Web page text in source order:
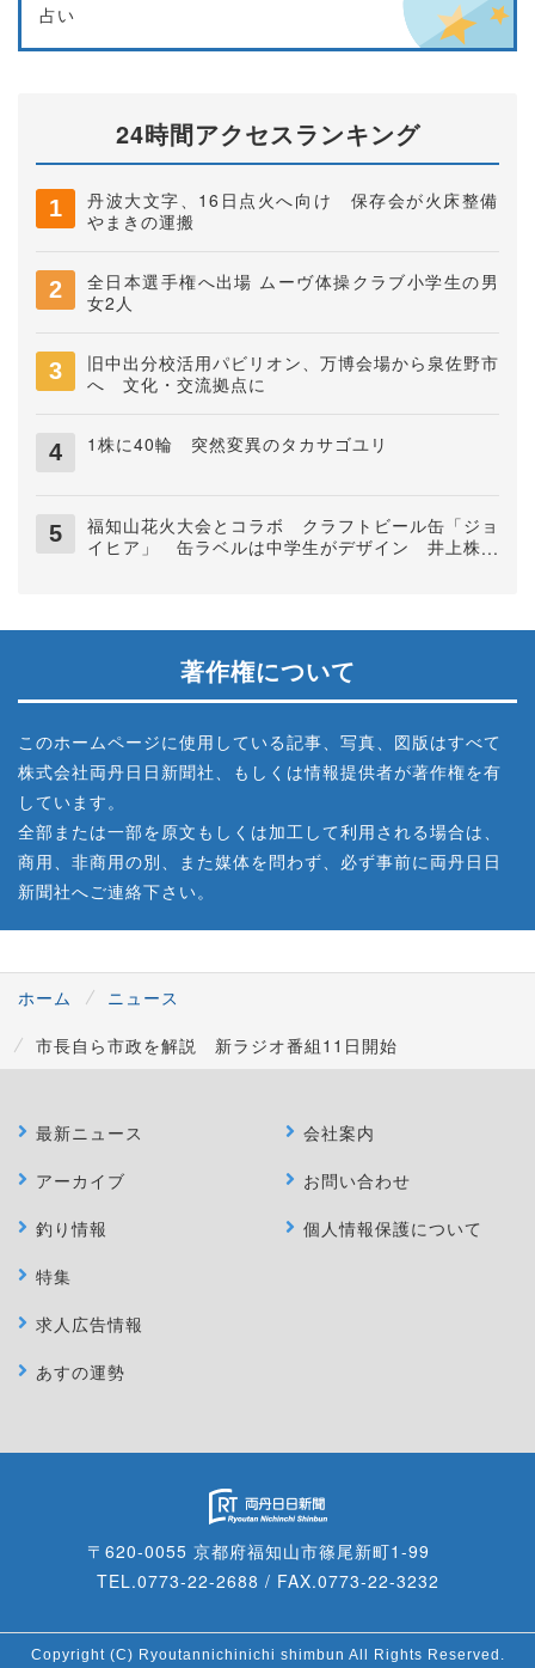
占い
24時間アクセスランキング
丹波大文字、16日点火へ向け 保存会が火床整備
やまきの運搬
全日本選手権へ出場 ムーヴ体操クラブ小学生の男
女2人
旧中出分校活用パビリオン、万博会場から泉佐野市
へ 文化・交流拠点に
1株に40輪 突然変異のタカサゴユリ
福知山花火大会とコラボ クラフトビール缶「ジョ
イヒア」 缶ラベルは中学生がデザイン 井上株式
著作権について
このホームページに使用している記事、写真、図版はすべて
株式会社両丹日日新聞社、もしくは情報提供者が著作権を有
しています。
全部または一部を原文もしくは加工して利用される場合は、
商用、非商用の別、また媒体を問わず、必ず事前に両丹日日
新聞社へご連絡下さい。
ホーム
ニュース
市長自ら市政を解説 新ラジオ番組11日開始
最新ニュース
アーカイブ
釣り情報
特集
求人広告情報
あすの運勢
会社案内
お問い合わせ
個人情報保護について
〒620-0055 京都府福知山市篠尾新町1-99
TEL.0773-22-2688 / FAX.0773-22-3232
Copyright (C) Ryoutannichinichi shimbun All Rights Reserved.